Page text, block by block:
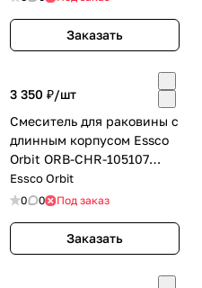
Заказать
3 350 ₽/шт
Смеситель для раковины с
длинным корпусом Essco
Orbit ORB-CHR-105107
Хром
Essco Orbit
0 0 Под заказ
Заказать